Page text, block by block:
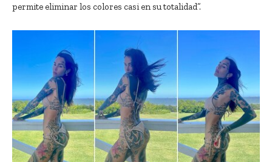
permite eliminar los colores casi en su totalidad”.